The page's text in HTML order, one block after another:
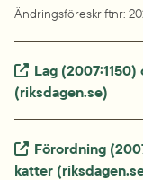
Ändringsföreskriftnr:
Extern länk.
Lag
(riksdagen.se)
Extern länk.
Förordning
katter